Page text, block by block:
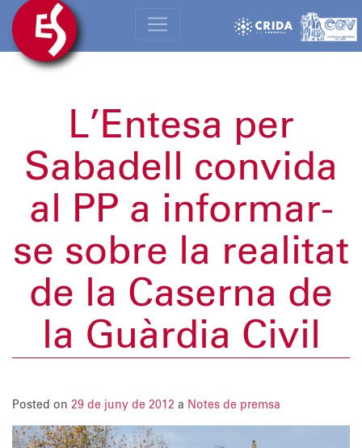
L’Entesa per
Sabadell convida
al PP a informar-
se sobre la realitat
de la Caserna de
la Guàrdia Civil
Posted on 29 de juny de 2012 a Notes de premsa